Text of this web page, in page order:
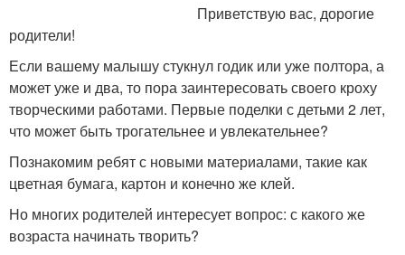
Приветствую вас, дорогие
родители!
Если вашему малышу стукнул годик или уже полтора, а
может уже и два, то пора заинтересовать своего кроху
творческими работами. Первые поделки с детьми 2 лет,
что может быть трогательнее и увлекательнее?
Познакомим ребят с новыми материалами, такие как
цветная бумага, картон и конечно же клей.
Но многих родителей интересует вопрос: с какого же
возраста начинать творить?